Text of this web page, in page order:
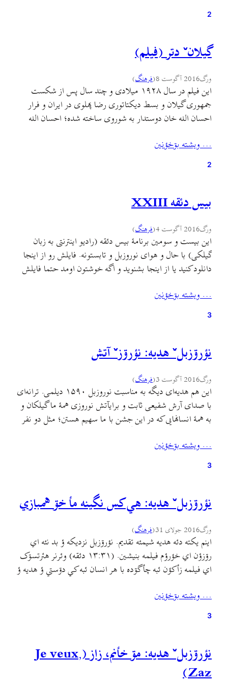
…
2
گیلانˇ دتر (فیلم)
ورگ2016 آگوست 8 (فرهنگ)
این فیلم در سال ۱۹۲۸ میلادی و چند سال پس از شکست
جمهوری گیلان و بسط دیکتاتوری رضا پهلوی در ایران و فرار
احسان الله خان دوستدار به شوروی ساخته شده؛ احسان الله
ماه برنزی و با کارگردانی لئو مور ساخته…
… ويشته بۊخؤنين
2
بيس دئقه XXIII
ورگ2016 آگوست 4 (فرهنگ)
این بیست و سومین برنامهٔ بیس دئقه (رادیو اینترنتی به زبان
گیلکی) با حال و هوای نوروزبل و تابستونه. فایلش رو از اینجا
دانلود کنید یا از اینجا بشنوید و اگه خوشتون اومد حتما فایلش
چون شنوندگان این رادیو فقط به کمک شما بیشتر…
… ويشته بۊخؤنين
3
نؤرۊزبلˇ هديه: نؤرۊزˇ آتش
ورگ2016 آگوست 3 (فرهنگ)
این هم هدیه‌ای دیگه به مناسبت نوروزبل ۱۵۹۰ دیلمی. ترانه‌ای
با صدای آرش شفیعی ثابت و برایآتش نوروزی همهٔ ما گیلکان و
به همهٔ انسانهایی که در این جشن با ما سهیم هستن؛ مثل دو نفر
داوود (میکس و مستر) که اهل آبادانه. دم بچه‌های…
… ويشته بۊخؤنين
3
نؤرۊزبلˇ هديه: هي کس نگینه مأ خۊ همبازي
ورگ2016 جولای 31 (فرهنگ)
اينم يکته دئه هديه شيمئه تقديم. نؤرۊزبل نزديکه ؤ بد نئه اي
رۊزؤن اي خؤرؤم فيلمه بنيشين. (۱۳:۳۱ دئقه) وئرنر هئرتسۊک
اي فيلمه زأکؤن ئبه چأگۊده با هر انسان ئبه کي دۊستي ؤ هديه ؤ
ائره’ جي جيرأکشين يا ائره نيگا بکۊنين:
… ويشته بۊخؤنين
3
نؤرۊزبلˇ هديه: مۊ خأنم، زاز (Je veux,
Zaz)